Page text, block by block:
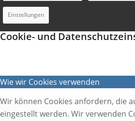
Einstellungen
Cookie- und
Wie wir Cookies verwenden
Wir können Cookies anfordern, die
eingestellt werden. Wir verwenden